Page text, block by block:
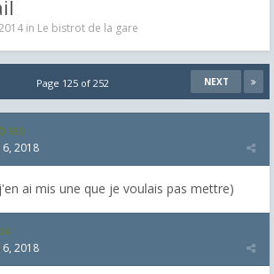
in Le bistrot de la gare
NEXT
Page 125 of 252
950
2018
ai mis une que je voulais pas mettre)
2018